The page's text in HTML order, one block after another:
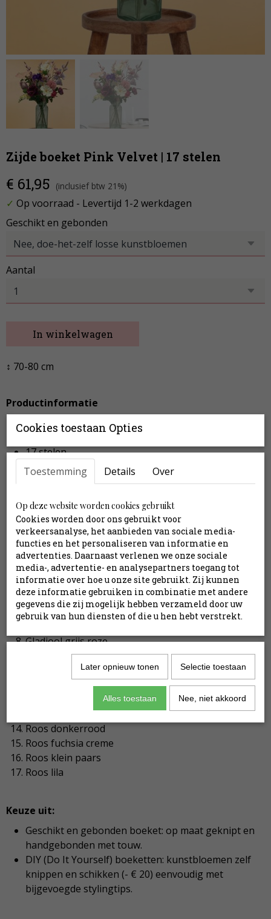
Zijde boeket Pink Velvet | 17 stelen
€ 61,95 (inclusief btw 21%)
✓ Op voorraad - Levertijd 1-2 werkdagen
Geschikt en gebonden
Aantal
In winkelwagen
↕ 70-80 cm
Productinformatie
Boeket is ca. 70 cm hoog (of naar eigen wens te
17 stelen
Exclusief vaas
Inclusief stylingtips en verzendkosten
Inhoud:
Anthurium roze
Aster wit
Bolchrysant roze
Clematis roze
Freesia creme
Gerbera roze
Gladiool grijs roze
Gladiool klein roze
Hibiscus roze
Ridderspoor oranje
Roos donkerrood
Roos fuchsia creme
Roos klein paars
Roos lila
Keuze uit:
Geschikt en gebonden boeket: op maat geknipt en
handgebonden met touw.
DIY (Do It Yourself) boeketten: kunstbloemen zelf
knippen en schikken (- € 20) eenvoudig met
bijgevoegde stylingtips.
Cookies toestaan Opties
Toestemming Details Over
Op deze website worden cookies gebruikt
Cookies worden door ons gebruikt voor
verkeersanalyse, het aanbieden van sociale media-
functies en het personaliseren van informatie en
advertenties. Daarnaast verlenen we onze sociale
media-, advertentie- en analysepartners toegang tot
informatie over hoe u onze site gebruikt. Zij kunnen
deze informatie gebruiken in combinatie met andere
gegevens die zij mogelijk hebben verzameld door uw
gebruik van hun diensten of die u hen hebt verstrekt.
Later opnieuw tonen Selectie toestaan
Alles toestaan Nee, niet akkoord